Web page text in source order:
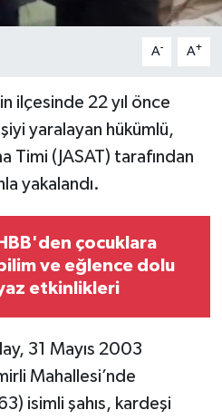
A- A+
ilçesinde 22 yıl önce
yaralayan hükümlü,
Timi (JASAT) tarafından
yakalandı.
HBB'den çocuklara
bilim ve eğlence dolu
etkinlikleri
31 Mayıs 2003
Mahallesi’nde
isimli şahıs, kardeşi